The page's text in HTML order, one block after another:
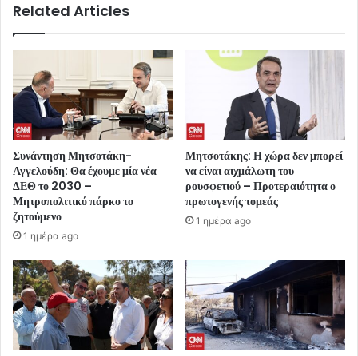
Related Articles
Συνάντηση Μητσοτάκη-
Αγγελούδη: Θα έχουμε μία νέα
ΔΕΘ το 2030 –
Μητροπολιτικό πάρκο το
ζητούμενο
1 ημέρα ago
Μητσοτάκης: Η χώρα δεν μπορεί
να είναι αιχμάλωτη του
ρουσφετιού – Προτεραιότητα ο
πρωτογενής τομεάς
1 ημέρα ago